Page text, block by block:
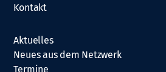
Kontakt
Aktuelles
Neues aus dem Netzwerk
Termine